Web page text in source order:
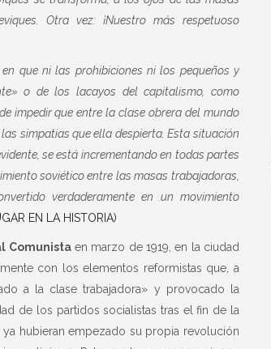
Otra vez: ¡Nuestro más respetuoso
que ni las prohibiciones ni los pequeños y
o de los lacayos del capitalismo, como
impedir que entre la clase obrera del mundo
simpatías que ella despierta. Esta situación
se está incrementando en todas partes
soviético entre las masas trabajadoras,
verdaderamente en un movimiento
EN LA HISTORIA)
Comunistaen marzo de 1919, en la ciudad
con los elementos reformistas que, a
a la clase trabajadora» y provocado la
de los partidos socialistas tras el fin de la
hubieran empezado su propia revolución